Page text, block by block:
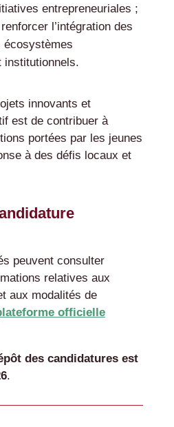
entrepreneuriales ;
l’intégration des
écosystèmes
institutionnels.
innovants et
est de contribuer à
portées par les jeunes
à des défis locaux et
peuvent consulter
relatives aux
aux modalités de
officielle
des candidatures est
.